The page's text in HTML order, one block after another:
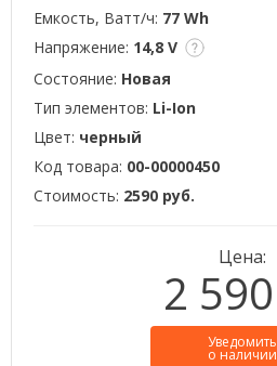
Емкость, Ватт/ч: 77 Wh
Напряжение: 14,8 V
Состояние: Новая
Тип элементов: Li-Ion
Цвет: черный
Код товара: 00-00000450
Стоимость: 2590 руб.
Цена:
2 590
Уведомить
о наличии